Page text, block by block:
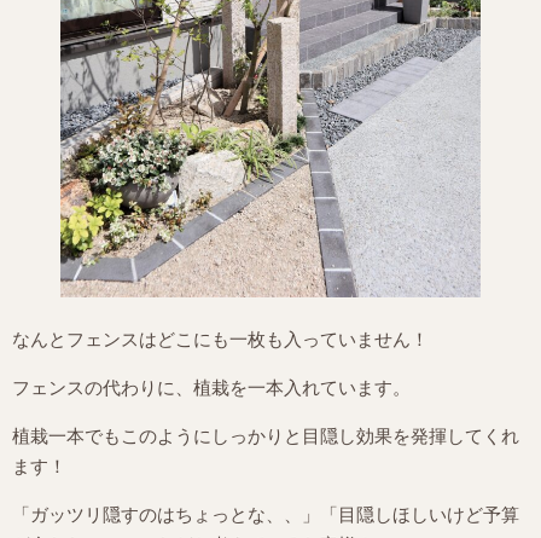
なんとフェンスはどこにも一枚も入っていません！
フェンスの代わりに、植栽を一本入れています。
植栽一本でもこのようにしっかりと目隠し効果を発揮してくれ
ます！
「ガッツリ隠すのはちょっとな、、」「目隠しほしいけど予算